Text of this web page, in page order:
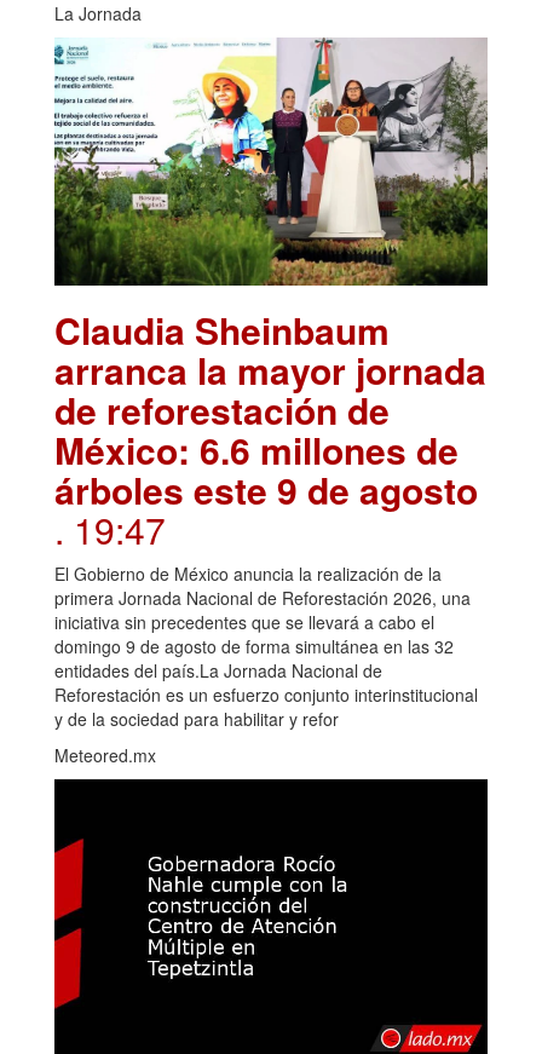
La Jornada
Claudia Sheinbaum
arranca la mayor jornada
de reforestación de
México: 6.6 millones de
árboles este 9 de agosto
. 19:47
El Gobierno de México anuncia la realización de la
primera Jornada Nacional de Reforestación 2026, una
iniciativa sin precedentes que se llevará a cabo el
domingo 9 de agosto de forma simultánea en las 32
entidades del país.La Jornada Nacional de
Reforestación es un esfuerzo conjunto interinstitucional
y de la sociedad para habilitar y refor
Meteored.mx